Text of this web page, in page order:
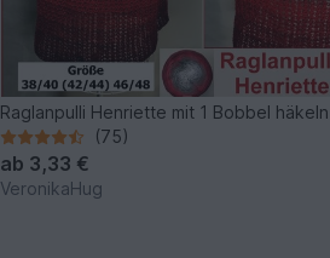
Raglanpulli Henriette mit 1 Bobbel häkeln
(75)
ab 3,33 €
VeronikaHug